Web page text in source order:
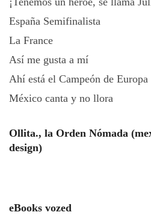
España Semifinalista
La France
Así me gusta a mí
Ahí está el Campeón de Europa
México canta y no llora
Ollita., la Orden Nómada
design)
eBooks vozed